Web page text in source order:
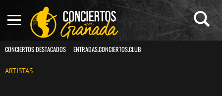
CONCIERTOS DESTACADOS ENTRADAS.CONCIERTOS.CLUB
ARTISTAS